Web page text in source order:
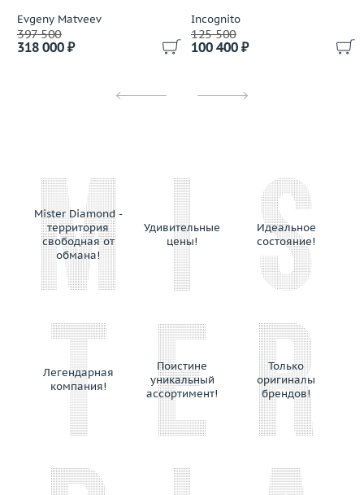
Evgeny Matveev
397 500
318 000 ₽
Incognito
125 500
100 400 ₽
Mister Diamond -
территория
свободная от
обмана!
Удивительные
цены!
Идеальное
состояние!
Легендарная
компания!
Поистине
уникальный
ассортимент!
Только
оригиналы
брендов!